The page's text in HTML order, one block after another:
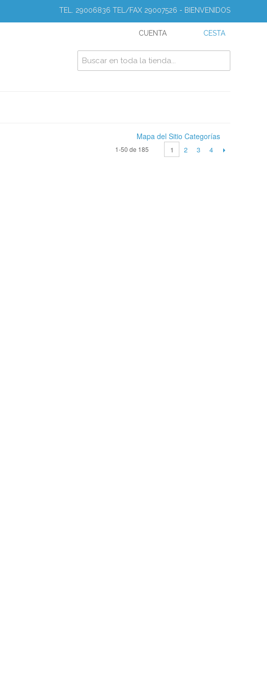
TEL. 29006836 TEL/FAX 29007526 - BIENVENIDOS
CUENTA CESTA
Mapa del Sitio Categorías
1-50 de 185 1 2 3 4